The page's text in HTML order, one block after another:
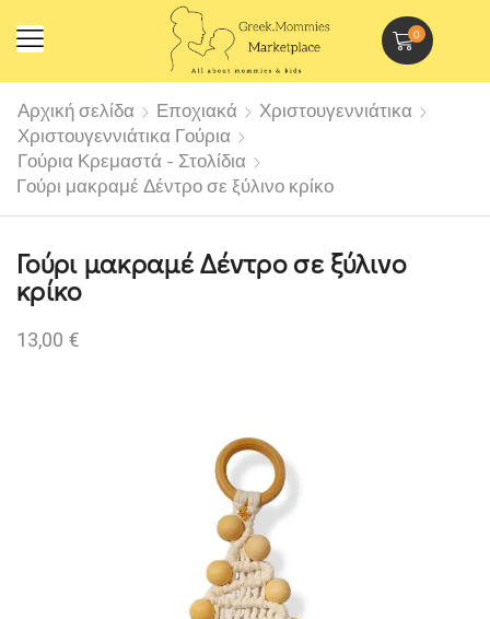
0
Αρχική σελίδα Εποχιακά
Χριστουγεννιάτικα
Χριστουγεννιάτικα Γούρια
Γούρια Κρεμαστά - Στολίδια
Γούρι μακραμέ Δέντρο σε ξύλινο κρίκο
Γούρι μακραμέ Δέντρο σε ξύλινο
κρίκο
13,00 €